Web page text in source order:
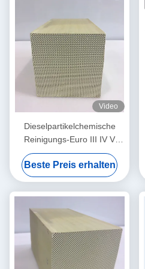
Video
Dieselpartikelchemische
Reinigungs-Euro III IV V
filter-Katalysator Dpf
Beste Preis erhalten